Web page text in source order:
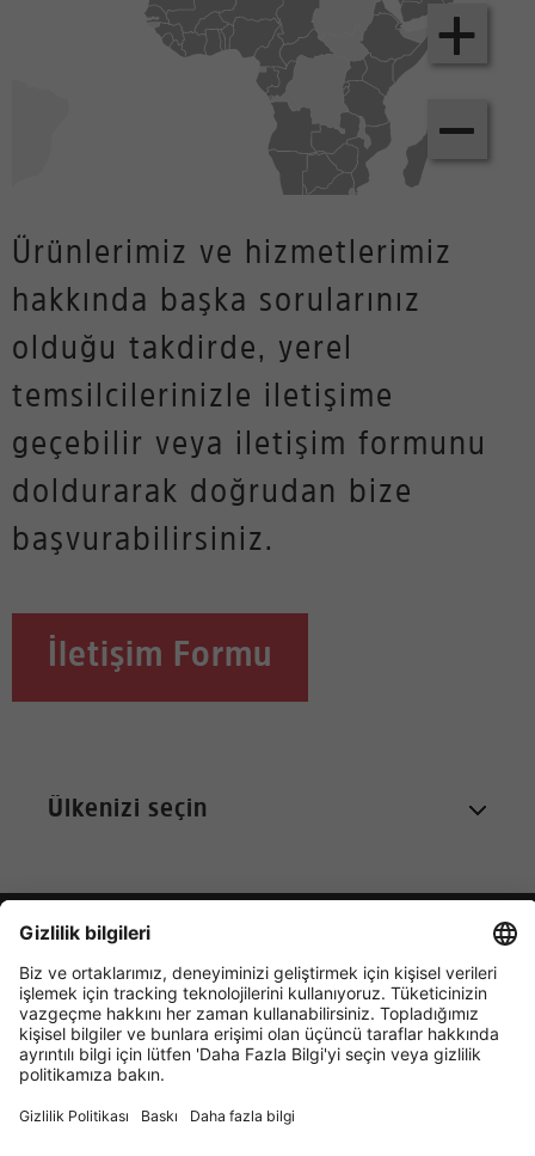
+
−
Ürünlerimiz ve hizmetlerimiz
hakkında başka sorularınız
olduğu takdirde, yerel
temsilcilerinizle iletişime
geçebilir veya iletişim formunu
doldurarak doğrudan bize
başvurabilirsiniz.
İletişim Formu
SITE HARITASI
BILGI GÜVENLIĞI BEYANI GENEL İŞ ŞARTLARI
KÜNYE
© 2026 Energizer. Energizer and certain